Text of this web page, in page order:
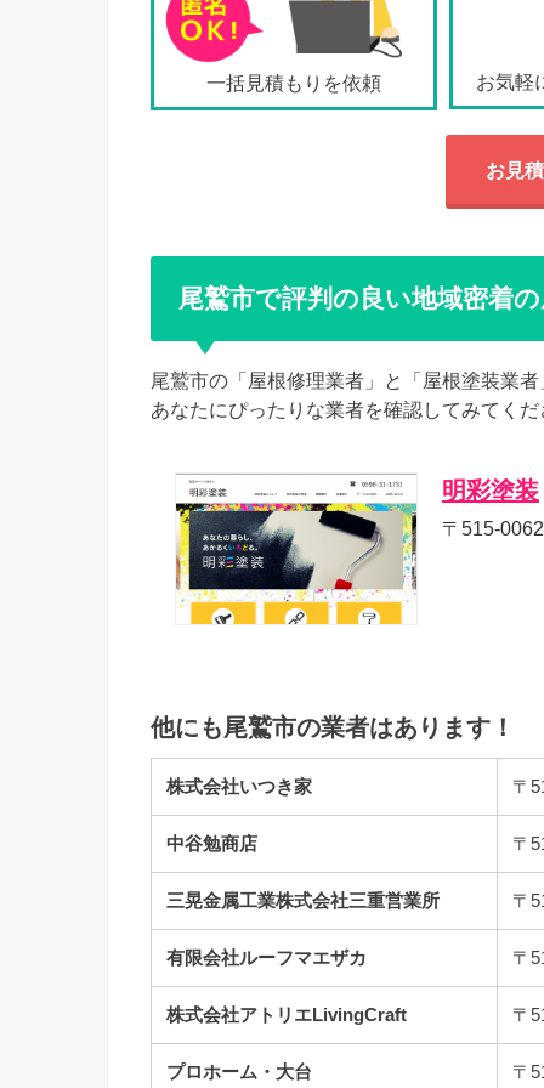
一括見積もりを依頼 お気軽
お見
尾鷲市で評判の良い地域密着
尾鷲市の「屋根修理業者」と「屋根塗装業
あなたにぴったりな業者を確認してみてくだ
明彩塗装
〒515-
他にも尾鷲市の業者はあります！
株式会社いつき家 〒
中谷勉商店 〒
三晃金属工業株式会社三重営業所 〒
有限会社ルーフマエザカ 〒
株式会社アトリエLivingCraft 〒
プロホーム・大台 〒